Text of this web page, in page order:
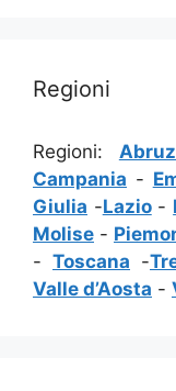
Regioni
Regioni:
Campania -
Giulia -Lazio-
Molise -
- Toscana -
Valle d’Aosta -